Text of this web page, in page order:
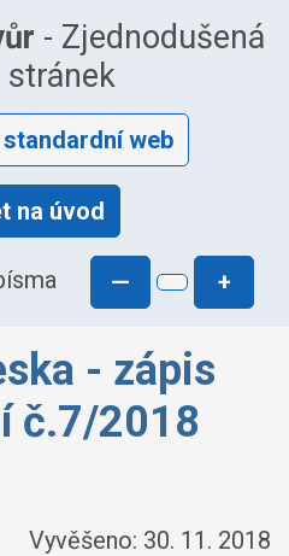
- Zjednodušená
stránek
web
na úvod
— +
- zápis
č.7/2018
Vyvěšeno: 30. 11. 2018